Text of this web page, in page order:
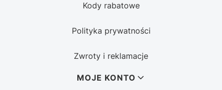
Kody rabatowe
Polityka prywatności
Zwroty i reklamacje
MOJE KONTO